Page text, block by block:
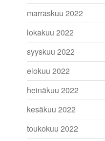
marraskuu 2022
lokakuu 2022
syyskuu 2022
elokuu 2022
heinäkuu 2022
kesäkuu 2022
toukokuu 2022